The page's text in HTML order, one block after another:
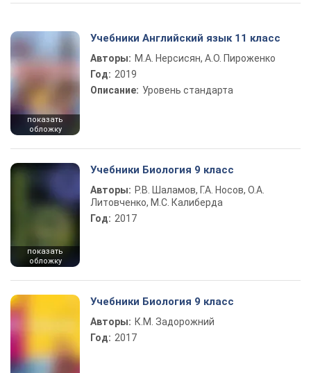
показать
обложку
Учебники Английский язык 11 класс
Авторы: М.А. Нерсисян, А.О. Пироженко
Год: 2019
Описание: Уровень стандарта
показать
обложку
Учебники Биология 9 класс
Авторы: Р.В. Шаламов, Г.А. Носов, О.А.
Литовченко, М.С. Калиберда
Год: 2017
Учебники Биология 9 класс
Авторы: К.М. Задорожний
Год: 2017